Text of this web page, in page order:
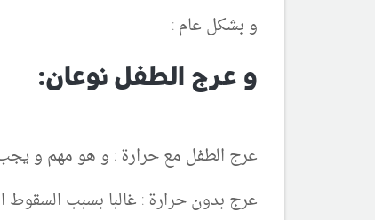
و بشكل عام :
و عرج الطفل نوعان:
عرج الطفل مع حرارة : و هو مهم و
عرج بدون حرارة : غالبا بسبب